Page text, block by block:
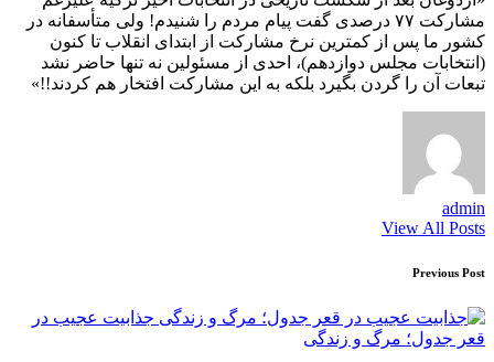
مشارکت ۷۷ درصدی گفت پیام مردم را شنیدم! ولی متأسفانه در
کشور ما پس از کمترین نرخ مشارکت از ابتدای انقلاب تا کنون
(انتخابات مجلس دوازدهم)، احدی از مسئولین نه تنها حاضر نشد
تبعات آن را گردن بگیرد بلکه به این مشارکت افتخار هم کردند!!»
admin
View All Posts
Post
navigation
Previous Post
جذابیت عجیب در
قعر جدول؛ مرگ و زندگی